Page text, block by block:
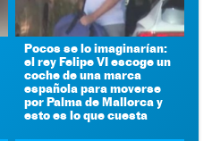
Pocos se lo imaginarían:
el rey Felipe VI escoge un
coche de una marca
española para moverse
por Palma de Mallorca y
esto es lo que cuesta